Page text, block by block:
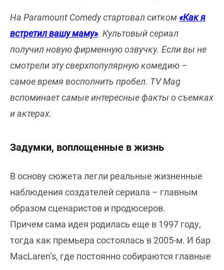
На Paramount Comedy стартовал ситком«Как я
встретил вашу маму». Культовый сериал
получил новую фирменную озвучку. Если вы не
смотрели эту сверхпопулярную комедию –
самое время восполнить пробел. TV Mag
вспоминает самые интересные факты о съемках
и актерах.
Задумки, воплощенные в жизнь
В основу сюжета легли реальные жизненные
наблюдения создателей сериала – главным
образом сценаристов и продюсеров.
Причем сама идея родилась еще в 1997 году,
тогда как премьера состоялась в 2005-м. И бар
MacLaren’s, где постоянно собираются главные